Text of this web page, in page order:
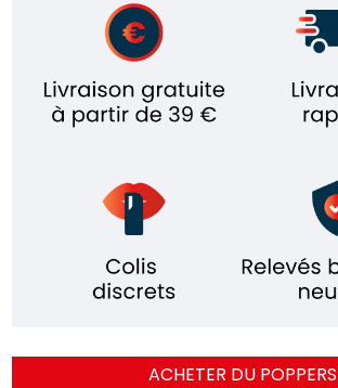
ACHETER DU POPPERS